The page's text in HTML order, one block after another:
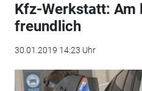
Kfz-Werkstatt: Am
freundlich
30.01.2019 14:23 Uhr